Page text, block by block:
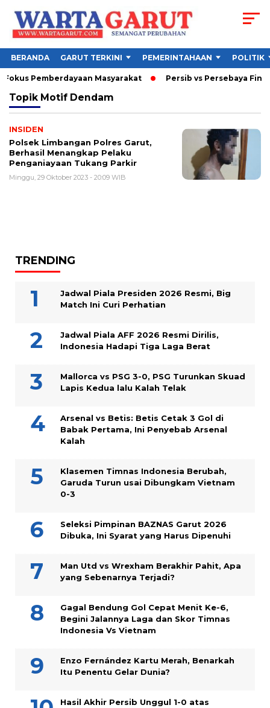
BERANDA GARUT TERKINI PEMERINTAHAAN POLITIK
Pemberdayaan Masyarakat Persib vs Persebaya Final
Topik Motif Dendam
INSIDEN
Polsek Limbangan Polres Garut,
Berhasil Menangkap Pelaku
Penganiayaan Tukang Parkir
Minggu, 29 Oktober 2023 - 20:09 WIB
TRENDING
Jadwal Piala Presiden 2026 Resmi, Big
Match Ini Curi Perhatian
Jadwal Piala AFF 2026 Resmi Dirilis,
Indonesia Hadapi Tiga Laga Berat
Mallorca vs PSG 3-0, PSG Turunkan Skuad
Lapis Kedua lalu Kalah Telak
Arsenal vs Betis: Betis Cetak 3 Gol di
Babak Pertama, Ini Penyebab Arsenal
Kalah
Klasemen Timnas Indonesia Berubah,
Garuda Turun usai Dibungkam Vietnam
0-3
Seleksi Pimpinan BAZNAS Garut 2026
Dibuka, Ini Syarat yang Harus Dipenuhi
Man Utd vs Wrexham Berakhir Pahit, Apa
yang Sebenarnya Terjadi?
Gagal Bendung Gol Cepat Menit Ke-6,
Begini Jalannya Laga dan Skor Timnas
Indonesia Vs Vietnam
Enzo Fernández Kartu Merah, Benarkah
Itu Penentu Gelar Dunia?
Hasil Akhir Persib Unggul 1-0 atas